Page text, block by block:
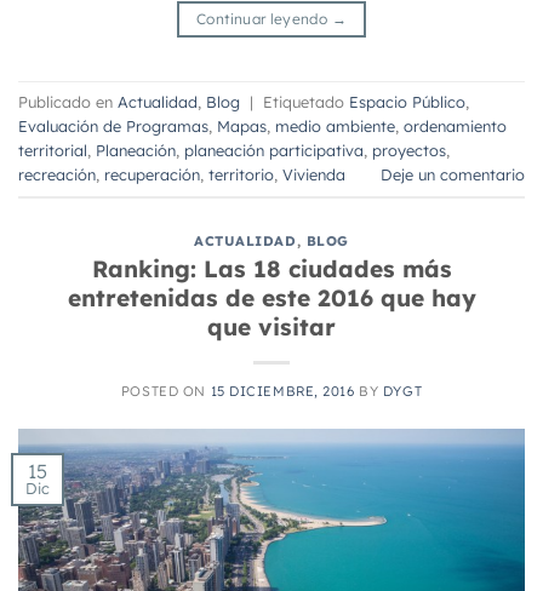
Continuar leyendo →
Publicado en Actualidad Blog | Etiquetado Espacio Público
Evaluación de Programas Mapas medio ambiente ordenamiento
territorial Planeación planeación participativa proyectos
recreación recuperación territorio Vivienda Deje un comentario
ACTUALIDAD , BLOG
Ranking: Las 18 ciudades más
entretenidas de este 2016 que hay
que visitar
POSTED ON 15 DICIEMBRE, 2016 BY DYGT
15
Dic